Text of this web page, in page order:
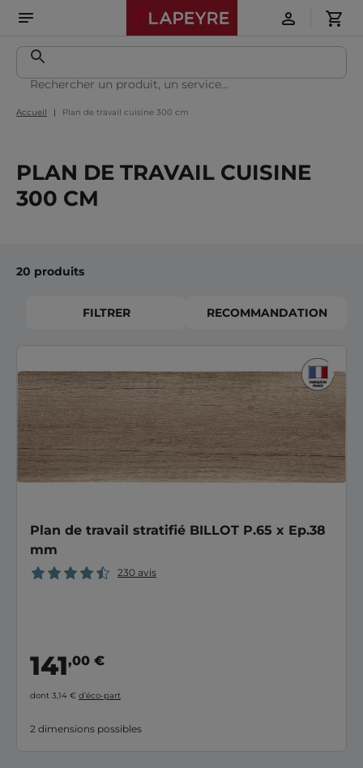
Accueil Plan de travail cuisine 300 cm
PLAN DE TRAVAIL CUISINE
300 CM
20 produits
FILTRER RECOMMANDATION
Plan de travail stratifié BILLOT P.65 x Ep.38
mm
230 avis
141,00 €
dont 3,14 € d’éco-part
2 dimensions possibles